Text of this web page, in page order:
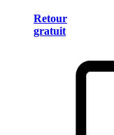
Retour
gratuit